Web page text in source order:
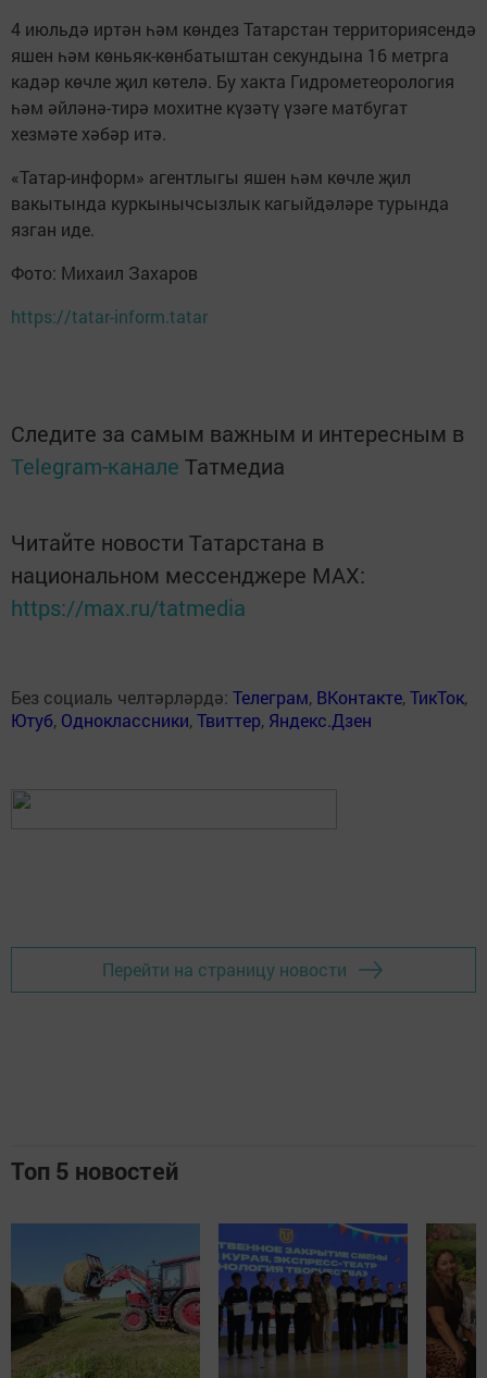
4 июльдә иртән һәм көндез Татарстан территориясендә
яшен һәм көньяк-көнбатыштан секундына 16 метрга
кадәр көчле җил көтелә. Бу хакта Гидрометеорология
һәм әйләнә-тирә мохитне күзәтү үзәге матбугат
хезмәте хәбәр итә.
«Татар-информ» агентлыгы яшен һәм көчле җил
вакытында куркынычсызлык кагыйдәләре турында
язган иде.
Фото: Михаил Захаров
https://tatar-inform.tatar
Следите за самым важным и интересным в
Telegram-канале Татмедиа
Читайте новости Татарстана в
национальном мессенджере MАХ:
https://max.ru/tatmedia
Без социаль челтәрләрдә: Телеграм, ВКонтакте,ТикТок,
Ютуб, Одноклассники,Твиттер, Яндекс.Дзен
Перейти на страницу новости
Топ 5 новостей